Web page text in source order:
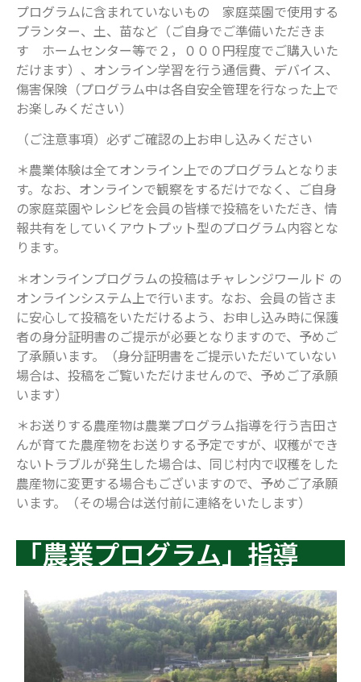
プログラムに含まれていないもの 家庭菜園で使用する
プランター、土、苗など（ご自身でご準備いただきま
す ホームセンター等で２，０００円程度でご購入いた
だけます）、オンライン学習を行う通信費、デバイス、
傷害保険（プログラム中は各自安全管理を行なった上で
お楽しみください）
（ご注意事項）必ずご確認の上お申し込みください
＊農業体験は全てオンライン上でのプログラムとなりま
す。なお、オンラインで観察をするだけでなく、ご自身
の家庭菜園やレシピを会員の皆様で投稿をいただき、情
報共有をしていくアウトプット型のプログラム内容とな
ります。
＊オンラインプログラムの投稿はチャレンジワールド の
オンラインシステム上で行います。なお、会員の皆さま
に安心して投稿をいただけるよう、お申し込み時に保護
者の身分証明書のご提示が必要となりますので、予めご
了承願います。（身分証明書をご提示いただいていない
場合は、投稿をご覧いただけませんので、予めご了承願
います）
＊お送りする農産物は農業プログラム指導を行う吉田さ
んが育てた農産物をお送りする予定ですが、収穫ができ
ないトラブルが発生した場合は、同じ村内で収穫をした
農産物に変更する場合もございますので、予めご了承願
います。（その場合は送付前に連絡をいたします）
「農業プログラム」指導